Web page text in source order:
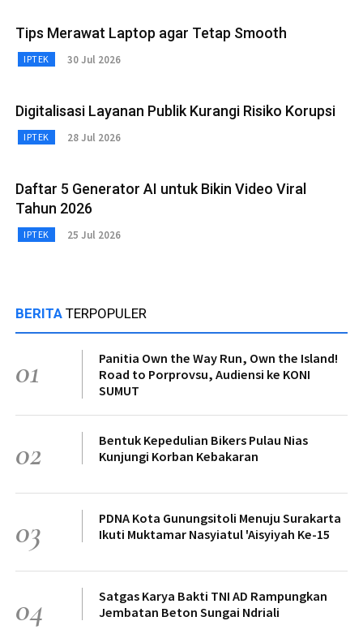
Tips Merawat Laptop agar Tetap Smooth
IPTEK 30 Jul 2026
Digitalisasi Layanan Publik Kurangi Risiko Korupsi
IPTEK 28 Jul 2026
Daftar 5 Generator AI untuk Bikin Video Viral
Tahun 2026
IPTEK 25 Jul 2026
BERITA TERPOPULER
01
Panitia Own the Way Run, Own the Island!
Road to Porprovsu, Audiensi ke KONI
SUMUT
02
Bentuk Kepedulian Bikers Pulau Nias
Kunjungi Korban Kebakaran
03
PDNA Kota Gunungsitoli Menuju Surakarta
Ikuti Muktamar Nasyiatul 'Aisyiyah Ke-15
04
Satgas Karya Bakti TNI AD Rampungkan
Jembatan Beton Sungai Ndriali